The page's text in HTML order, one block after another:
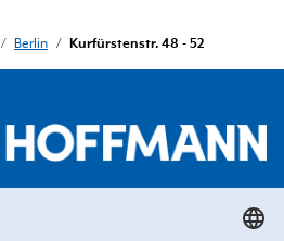
/ Berlin / Kurfürstenstr. 48 - 52